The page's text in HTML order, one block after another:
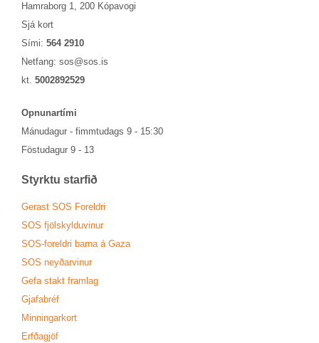
Hamraborg 1, 200 Kópavogi
Sjá kort
Sími: 564 2910
Netfang: sos@sos.is
kt. 5002892529
Opn­un­ar­tími
Mánu­dag­ur - fimmtu­dags 9 - 15:30
Föstu­dag­ur 9 - 13
Styrktu starf­ið
Ger­ast SOS For­eldri
SOS fjöl­skyldu­vin­ur
SOS-for­eldri barna á Gaza
SOS neyð­ar­vin­ur
Gefa stakt fram­lag
Gjafa­bréf
Minn­ing­ar­kort
Erfða­gjöf